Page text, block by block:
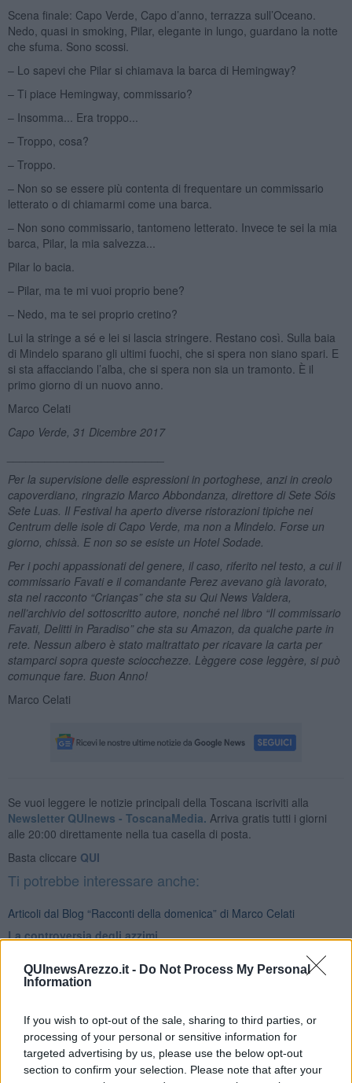
QUInewsArezzo.it - Do Not Process My Personal
Information
If you wish to opt-out of the sale, sharing to third parties, or
processing of your personal or sensitive information for
targeted advertising by us, please use the below opt-out
section to confirm your selection. Please note that after your
Scena finale: Capo Verde, Capo d’anno, terrazza sull’Oceano.
Nedo, quasi in smoking, Pilar, elegante in lungo, guardano la notte
che sfuma. Sono scossi.
– Lo sapevi che Pilar si chiamava la barca di Hemingway?
– Ti piace Hemingway, commissario?
– Insomma... Era troppo...
– Troppo, cosa?
– Troppo.
– Non so se essere più contenta di frequentare un commissario
letterato o di chiamarmi come una barca.
– Non sono commissario, tantomeno letterato. Invece te sei la mia
barca, Pilar, la mia salvezza...
Pilar lo bacia.
– Pilar, ma te mi vuoi proprio bene?
– Nedo, ma te sei proprio cretino?
Lui la stringe a sé e lei si lascia stringere. Restano così. Sulla baia
di Mindelo sparano gli ultimi fuochi, che si spera non siano spari. E
si sta affacciando l’alba, che si spera non sia un tramonto. È il
primo giorno di un nuovo anno.
Marco Celati
Capo Verde, 31 Dicembre 2017
Per la supervisione delle espressioni in portoghese, anzi in creolo
capoverdiano, ringrazio Marco Abbondanza, direttore di Sete Sóis
Sete Luas. Il Festival ha aperto diverse ristorazioni tipiche nei
Centrum delle isole di Capo Verde, ma non a Mindelo. Forse un
giorno, chissà. E non so se esiste un Hotel Sodade.
Per i pochi appassionati del genere, il caso, riferito nel testo, a cui il
commissario Favati e il comandante Perez avevano già lavorato,
sta nel racconto “Crianças” che sta su Qui News Valdera,
nell’archivio del sottoscritto autore, nonché nel libro “Il commissario
Favati, Delitti in Paradiso” che sta su Amazon, da qualche parte in
rete. Nessun albero è stato maltrattato per ricavare la carta per
stamparci sopra queste sciocchezze. Lèggere cose leggère, si può
comunque fare. Buon Anno!
Marco Celati
Se vuoi leggere le notizie principali della Toscana iscriviti alla
Newsletter QUInews - ToscanaMedia. Arriva gratis tutti i giorni
alle 20:00 direttamente nella tua casella di posta.
Basta cliccare QUI
Ti potrebbe interessare anche:
Articoli dal Blog “Racconti della domenica” di Marco Celati
La controversia degli azzimi
L'archivio
I nomi
Res rebus
De mente
La marcia
Confessioni del pappagallo
Ancora pensieri & disordine